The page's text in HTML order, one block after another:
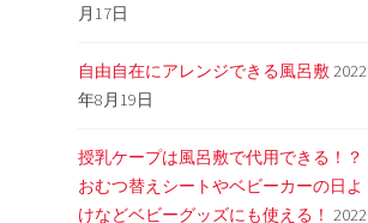
月17日
自由自在にアレンジできる風呂敷2022
年8月19日
授乳ケープは風呂敷で代用できる！？
おむつ替えシートやベビーカーの日よ
けなどベビーグッズにも使える！ 2022